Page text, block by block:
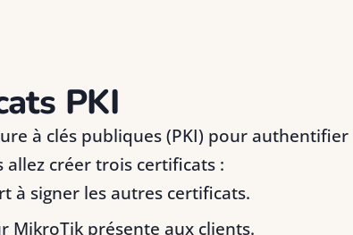
PKI
à clés publiques (PKI) pour authentifier
créer trois certificats :
à signer les autres certificats.
MikroTik présente aux clients.